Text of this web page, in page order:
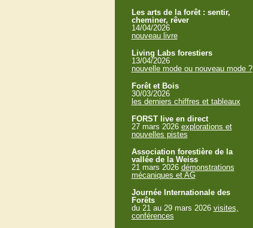
Les arts de la forêt : sentir,
cheminer, rêver
14/04/2026
nouveau livre
Living Labs forestiers
13/04/2026
nouvelle mode ou nouveau mode ?
Forêt et Bois
30/03/2026
les derniers chiffres et tableaux
FORST live en direct
27 mars 2026 explorations et
nouvelles pistes
Association forestière de la
vallée de la Weiss
21 mars 2026 démonstrations
mécaniques et AG
Journée Internationale des
Forêts
du 21 au 29 mars 2026 visites,
conférences